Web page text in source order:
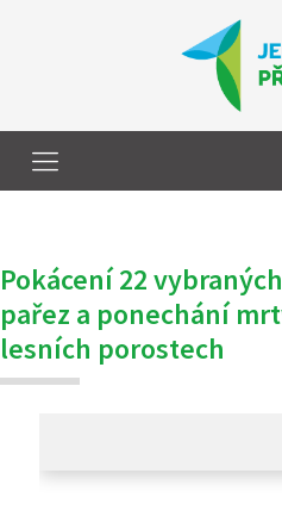
Pokácení 22
pařez a ponechání
lesních porostech